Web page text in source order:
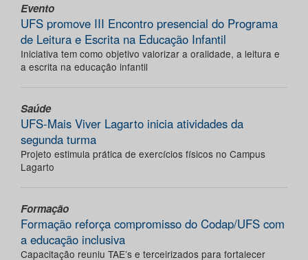
Evento
UFS promove III Encontro presencial do Programa
de Leitura e Escrita na Educação Infantil
Iniciativa tem como objetivo valorizar a oralidade, a leitura e
a escrita na educação infantil
Saúde
UFS-Mais Viver Lagarto inicia atividades da
segunda turma
Projeto estimula prática de exercícios físicos no Campus
Lagarto
Formação
Formação reforça compromisso do Codap/UFS com
a educação inclusiva
Capacitação reuniu TAE’s e terceirizados para fortalecer